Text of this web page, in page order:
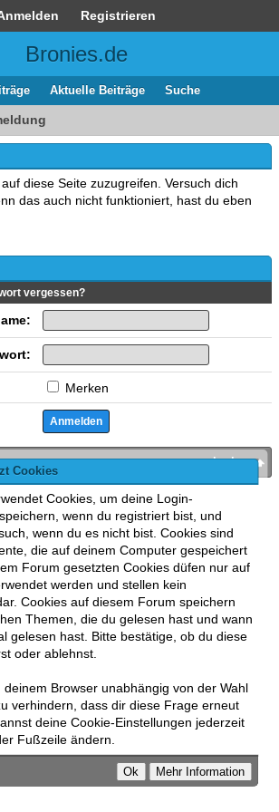
Registrieren
Bronies.de
Aktuelle Beiträge Suche
Cookies
Cookies, um deine Login-
wenn du registriert bist, und
wenn du es nicht bist. Cookies sind
die auf deinem Computer gespeichert
Forum gesetzten Cookies düfen nur auf
werden und stellen kein
Cookies auf diesem Forum speichern
Themen, die du gelesen hast und wann
gelesen hast. Bitte bestätige, ob du diese
oder ablehnst.
deinem Browser unabhängig von der Wahl
verhindern, dass dir diese Frage erneut
deine Cookie-Einstellungen jederzeit
Fußzeile ändern.
diese Seite zuzugreifen. Versuch dich
das auch nicht funktioniert, hast du eben
vergessen?
Merken
nach oben
MyBB , mobile Fassung: MyBB GoMobile
Zur Desktop-Version wechseln
usesLukasz TkaczMyBB addons.